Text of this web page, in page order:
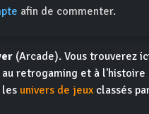
afin de commenter.
(Arcade). Vous trouverez
retrogaming et à l'histoire
les univers de jeux classés